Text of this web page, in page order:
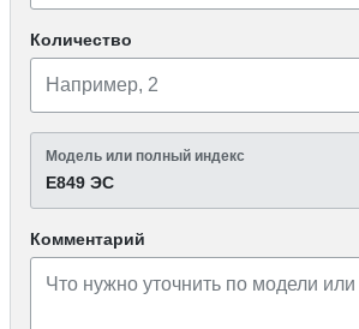
Количество
Модель или полный индекс
Е849 ЭС
Комментарий